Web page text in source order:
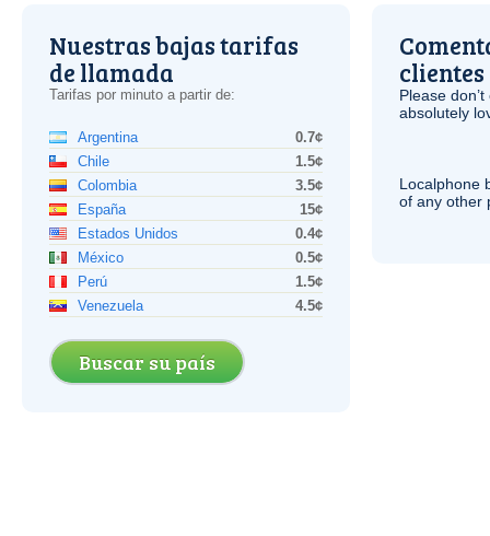
Nuestras bajas tarifas
de llamada
Tarifas por minuto a partir de:
Argentina
0.7¢
Chile
1.5¢
Colombia
3.5¢
España
15¢
Estados Unidos
0.4¢
México
0.5¢
Perú
1.5¢
Venezuela
4.5¢
Buscar su país
clientes
Please
absolutely
Localphone
of any other